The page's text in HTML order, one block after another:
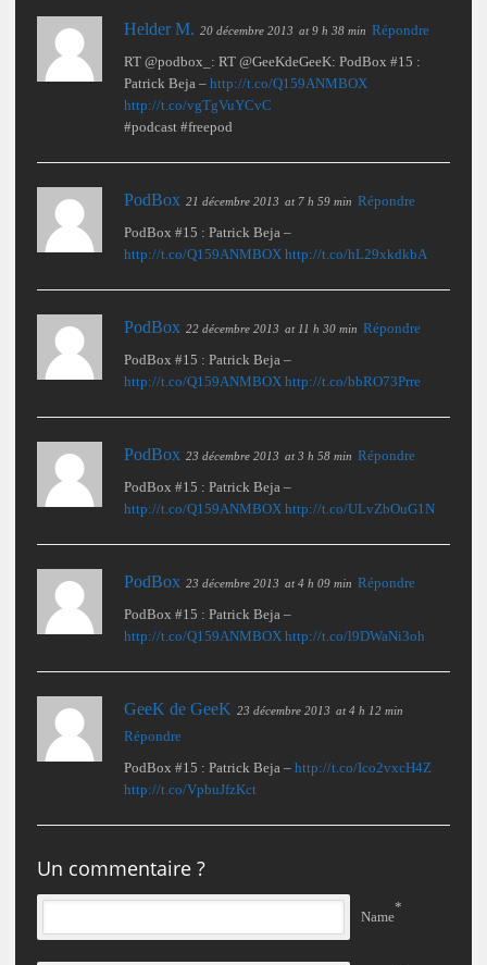
Helder M. 20 décembre 2013 at 9 h 38 min Répondre
RT @podbox_: RT @GeeKdeGeeK: PodBox #15 :
Patrick Beja – http://t.co/Q159ANMBOX
http://t.co/vgTgVuYCvC
#podcast #freepod
PodBox 21 décembre 2013 at 7 h 59 min Répondre
PodBox #15 : Patrick Beja –
http://t.co/Q159ANMBOX http://t.co/hL29xkdkbA
PodBox 22 décembre 2013 at 11 h 30 min Répondre
PodBox #15 : Patrick Beja –
http://t.co/Q159ANMBOX http://t.co/bbRO73Prre
PodBox 23 décembre 2013 at 3 h 58 min Répondre
PodBox #15 : Patrick Beja –
http://t.co/Q159ANMBOX http://t.co/ULvZbOuG1N
PodBox 23 décembre 2013 at 4 h 09 min Répondre
PodBox #15 : Patrick Beja –
http://t.co/Q159ANMBOX http://t.co/l9DWaNi3oh
GeeK de GeeK 23 décembre 2013 at 4 h 12 min
Répondre
PodBox #15 : Patrick Beja – http://t.co/Ico2vxcH4Z
http://t.co/VpbuJfzKct
Un commentaire ?
Name
*